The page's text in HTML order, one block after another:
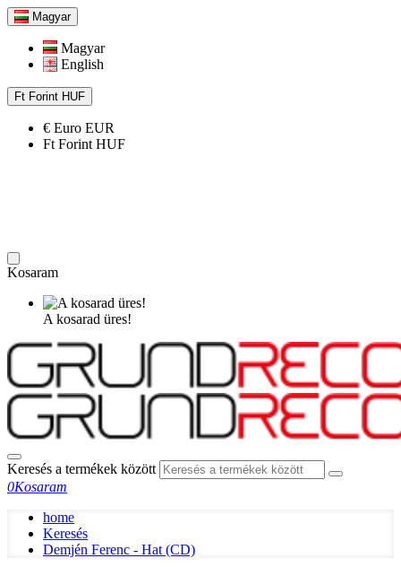
Magyar
Magyar
English
Ft Forint HUF
€ Euro EUR
Ft Forint HUF
Kosaram
A kosarad üres!
Keresés a termékek között
0Kosaram
home
Keresés
Demjén Ferenc - Hat (CD)